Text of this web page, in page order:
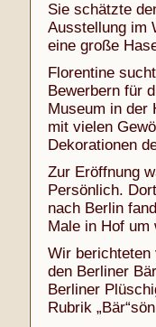
Sie schätzte
Ausstellung im
eine große
Florentine
Bewerbern für
Museum in der
mit vielen
Dekorationen
Zur Eröffnung
Persönlich.
nach Berlin
Male in Hof um
Wir berichteten
den Berliner
Berliner
Rubrik